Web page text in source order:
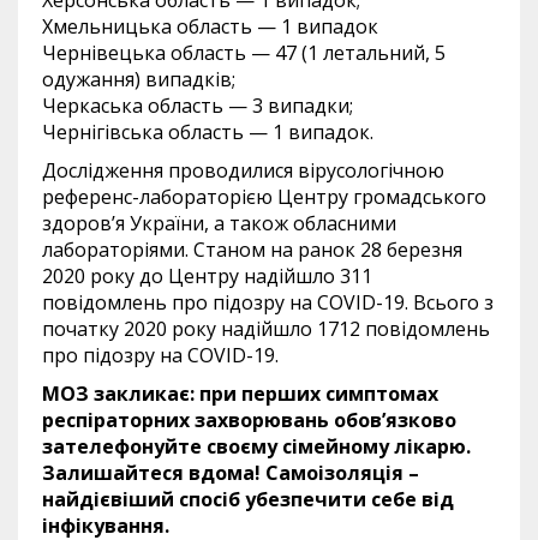
Хмельницька область — 1 випадок
Чернівецька область — 47 (1 летальний, 5
одужання) випадків;
Черкаська область — 3 випадки;
Чернігівська область — 1 випадок.
Дослідження проводилися вірусологічною
референс-лабораторією Центру громадського
здоров’я України, а також обласними
лабораторіями. Станом на ранок 28 березня
2020 року до Центру надійшло 311
повідомлень про підозру на COVID-19. Всього з
початку 2020 року надійшло 1712 повідомлень
про підозру на COVID-19.
МОЗ закликає: при перших симптомах
респіраторних захворювань обов’язково
зателефонуйте своєму сімейному лікарю.
Залишайтеся вдома! Самоізоляція –
найдієвіший спосіб убезпечити себе від
інфікування.